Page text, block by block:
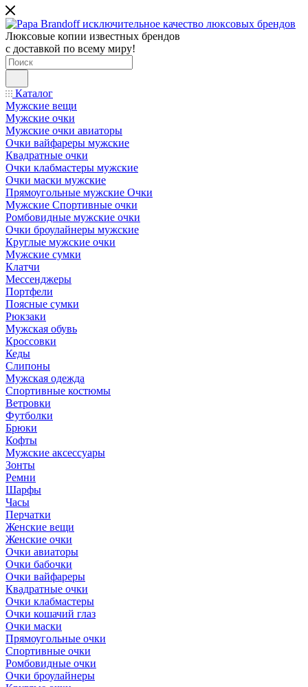
Люксовые копии известных брендов
с доставкой по всему миру!
Каталог
Мужские вещи
Мужские очки
Мужские очки авиаторы
Очки вайфареры мужские
Квадратные очки
Очки клабмастеры мужские
Очки маски мужские
Прямоугольные мужские Очки
Мужские Спортивные очки
Ромбовидные мужские очки
Очки броулайнеры мужские
Круглые мужские очки
Мужские сумки
Клатчи
Мессенджеры
Портфели
Поясные сумки
Рюкзаки
Мужская обувь
Кроссовки
Кеды
Слипоны
Мужская одежда
Спортивные костюмы
Ветровки
Футболки
Брюки
Кофты
Мужские аксессуары
Зонты
Ремни
Шарфы
Часы
Перчатки
Женские вещи
Женские очки
Очки авиаторы
Очки бабочки
Очки вайфареры
Квадратные очки
Очки клабмастеры
Очки кошачий глаз
Очки маски
Прямоугольные очки
Спортивные очки
Ромбовидные очки
Очки броулайнеры